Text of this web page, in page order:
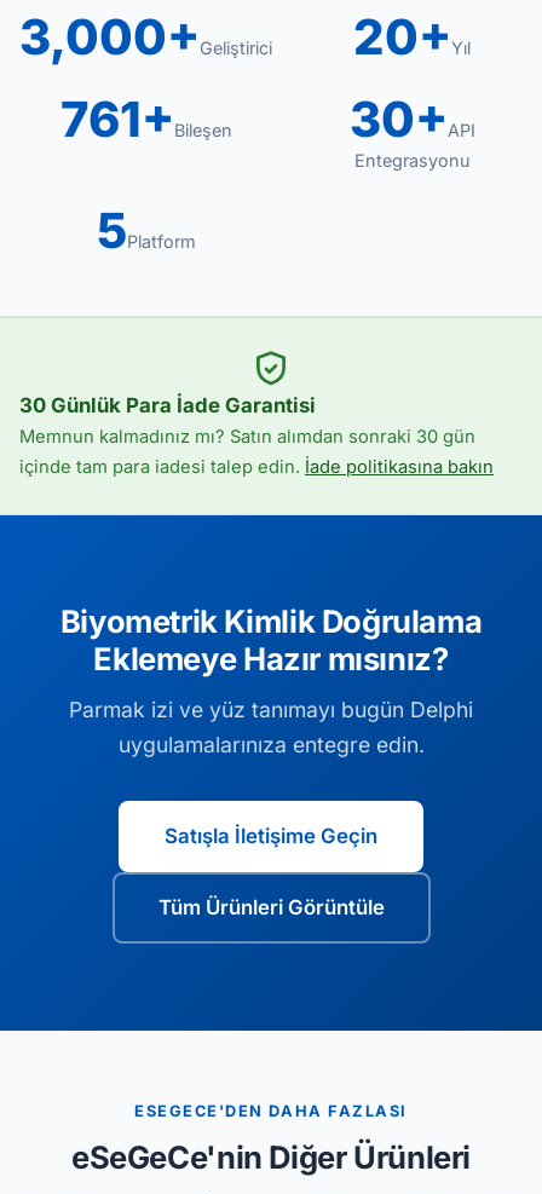
3,000+ Geliştirici 20+Yıl
761+ Bileşen 30+ API
Entegrasyonu
5Platform
30 Günlük Para İade Garantisi
Memnun kalmadınız mı? Satın alımdan sonraki 30 gün
içinde tam para iadesi talep edin. İade politikasına bakın
Biyometrik Kimlik Doğrulama
Eklemeye Hazır mısınız?
Parmak izi ve yüz tanımayı bugün Delphi
uygulamalarınıza entegre edin.
Satışla İletişime Geçin
Tüm Ürünleri Görüntüle
ESEGECE'DEN DAHA FAZLASI
eSeGeCe'nin Diğer Ürünleri